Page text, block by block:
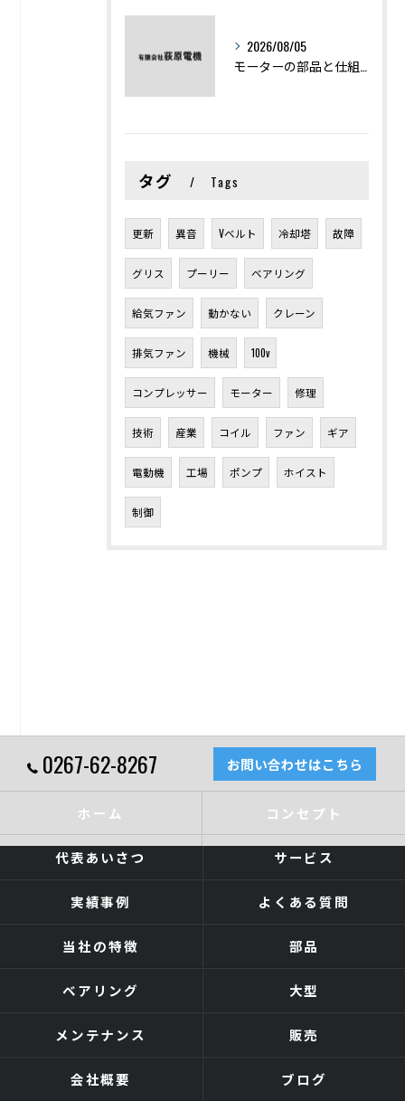
2026/08/05
タグ Tags
更新 異音 Vベルト 冷却塔 故障
グリス プーリー ベアリング
給気ファン 動かない クレーン
排気ファン 機械 100v
コンプレッサー モーター 修理
技術 産業 コイル ファン ギア
電動機 工場 ポンプ ホイスト
制御
0267-62-8267 お問い合わせはこちら
ホーム コンセプト
代表あいさつ サービス
実績事例 よくある質問
当社の特徴 部品
ベアリング 大型
メンテナンス 販売
会社概要 ブログ